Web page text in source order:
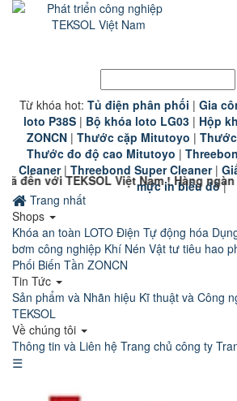
Từ khóa hot: Tủ điện phân phối | Gia
loto P38S| Bộ khóa loto LG03| Hộp
ZONCN| Thước cặp Mitutoyo |
Thước đo độ cao Mitutoyo |
Cleaner| Threebond Super Cleaner|
mực in biểu đồ |
Việt Nam ! Hàng ngàn sản
Trang nhất
Shops
Khóa an toàn LOTO Điện Tự động hóa
bơm công nghiệp Khí Nén Vật tư tiêu hao
Phối Biến Tần ZONCN
Tin Tức
Sản phẩm và Nhãn hiệu Kĩ thuật và Công
TEKSOL
Về chúng tôi
Thông tin và Liên hệ Trang chủ công ty
☰